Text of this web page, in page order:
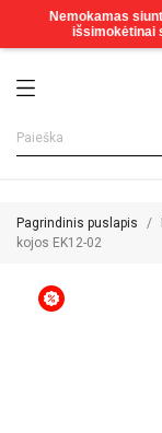
Pagrindinis puslapis
kojos EK12-02